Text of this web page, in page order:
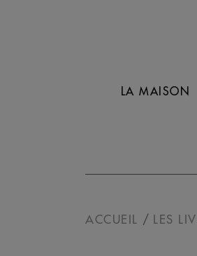
LA MAISON
ACCUEIL LES